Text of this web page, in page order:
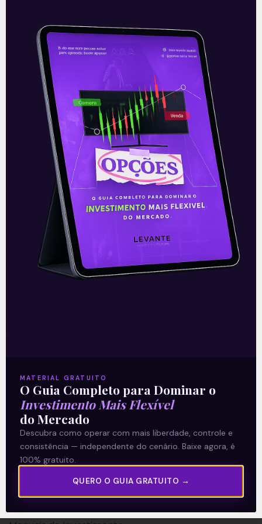
O pesadelo da ingerência |
Política sem Aspas
É natural que políticos eleitos tenham
desenhado um programa hipotético de
governo e, por uma série de variáveis,
não consigam cumprir com 100% do
prometido
Leia mais
16/01/2021
Sobre nós
Termos e Condições
Política de Privacidade
Explore
Artigos
MATERIAL GRATUITO
O Guia Completo para Dominar o
Investimento Mais Flexível
do Mercado
Descubra como operar com mais liberdade, controle e
consistência — independente do cenário. Baixe agora, é
100% gratuito.
QUERO O GUIA GRATUITO →